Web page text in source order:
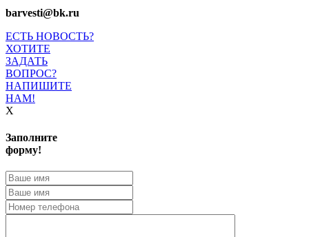
barvesti@bk.ru
ЕСТЬ НОВОСТЬ?
ХОТИТЕ
ЗАДАТЬ
ВОПРОС?
НАПИШИТЕ
НАМ!
X
Заполните
форму!